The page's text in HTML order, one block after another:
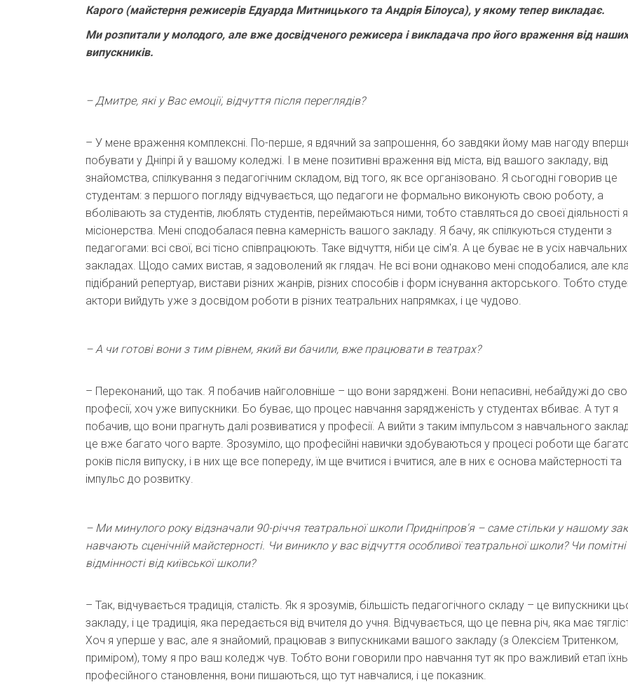
Карого (майстерня режисерів Едуарда Митницького та Андрія Білоуса), у якому тепер викладає.
Ми розпитали у молодого, але вже досвідченого режисера і викладача про його враження від наших
випускників.
– Дмитре, які у Вас емоції, відчуття після переглядів?
– У мене враження комплексні. По-перше, я вдячний за запрошення, бо завдяки йому мав нагоду
побувати у Дніпрі й у вашому коледжі. І в мене позитивні враження від міста, від вашого закладу, від
знайомства, спілкування з педагогічним складом, від того, як все організовано. Я сьогодні говорив це
студентам: з першого погляду відчувається, що педагоги не формально виконують свою роботу, а
вболівають за студентів, люблять студентів, переймаються ними, тобто ставляться до своєї діяльності
місіонерства. Мені сподобалася певна камерність вашого закладу. Я бачу, як спілкуються студенти з
педагогами: всі свої, всі тісно співпрацюють. Таке відчуття, ніби це сім'я. А це буває не в усіх навчальних
закладах. Щодо самих вистав, я задоволений як глядач. Не всі вони однаково мені сподобалися, але
підібраний репертуар, вистави різних жанрів, різних способів і форм існування акторського. Тобто
актори вийдуть уже з досвідом роботи в різних театральних напрямках, і це чудово.
– А чи готові вони з тим рівнем, який ви бачили, вже працювати в театрах?
– Переконаний, що так. Я побачив найголовніше – що вони заряджені. Вони непасивні, небайдужі до
професії, хоч уже випускники. Бо буває, що процес навчання зарядженість у студентах вбиває. А тут я
побачив, що вони прагнуть далі розвиватися у професії. А вийти з таким імпульсом з навчального
це вже багато чого варте. Зрозуміло, що професійні навички здобуваються у процесі роботи ще
років після випуску, і в них ще все попереду, їм ще вчитися і вчитися, але в них є основа майстерності та
імпульс до розвитку.
– Ми минулого року відзначали 90-річчя театральної школи Придніпров'я – саме стільки у нашому
навчають сценічній майстерності. Чи виникло у вас відчуття особливої театральної школи? Чи помітні
відмінності від київської школи?
– Так, відчувається традиція, сталість. Як я зрозумів, більшість педагогічного складу – це випускники
закладу, і це традиція, яка передається від вчителя до учня. Відчувається, що це певна річ, яка має
Хоч я уперше у вас, але я знайомий, працював з випускниками вашого закладу (з Олексієм Тритенком,
приміром), тому я про ваш коледж чув. Тобто вони говорили про навчання тут як про важливий етап
професійного становлення, вони пишаються, що тут навчалися, і це показник.